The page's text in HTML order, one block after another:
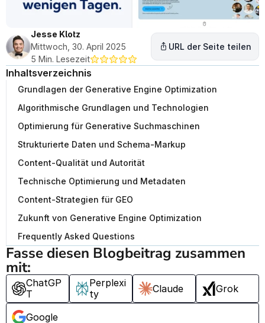
Jesse Klotz
Mittwoch, 30. April 2025
5 Min. Lesezeit
URL der Seite teilen
Inhaltsverzeichnis
Grundlagen der Generative Engine Optimization
Algorithmische Grundlagen und Technologien
Optimierung für Generative Suchmaschinen
Strukturierte Daten und Schema-Markup
Content-Qualität und Autorität
Technische Optimierung und Metadaten
Content-Strategien für GEO
Zukunft von Generative Engine Optimization
Frequently Asked Questions
Fasse diesen Blogbeitrag zusammen
mit:
ChatGP
T
Perplexi
ty
Claude Grok
Google